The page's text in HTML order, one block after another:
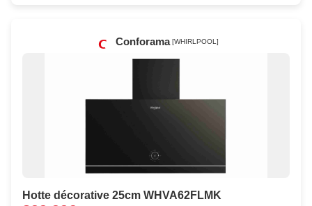
Conforama [WHIRLPOOL]
Hotte décorative 25cm WHVA62FLMK